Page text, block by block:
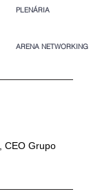
PLENÁRIA
ARENA NETWORKING
, CEO Grupo